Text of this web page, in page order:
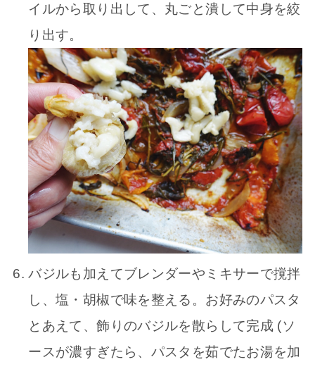
イルから取り出して、丸ごと潰して中身を絞
り出す。
バジルも加えてブレンダーやミキサーで撹拌
し、塩・胡椒で味を整える。お好みのパスタ
とあえて、飾りのバジルを散らして完成 (ソ
ースが濃すぎたら、パスタを茹でたお湯を加